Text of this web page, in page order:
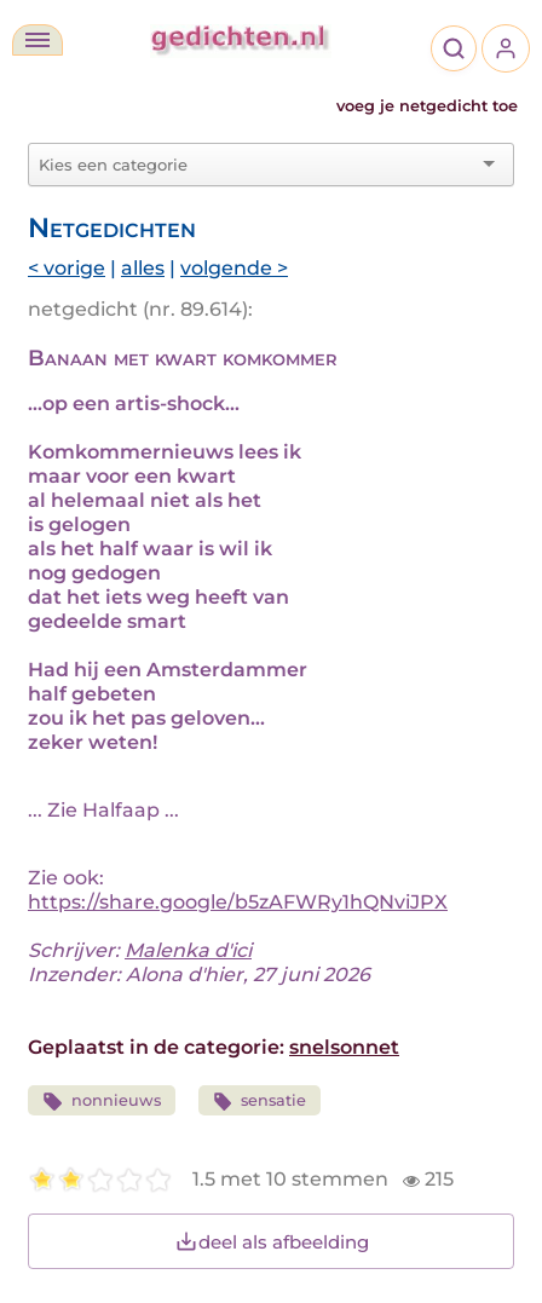
voeg je netgedicht toe
Netgedichten
< vorige | alles | volgende >
netgedicht (nr. 89.614):
Banaan met kwart komkommer
...op een artis-shock...
Komkommernieuws lees ik
maar voor een kwart
al helemaal niet als het
is gelogen
als het half waar is wil ik
nog gedogen
dat het iets weg heeft van
gedeelde smart
Had hij een Amsterdammer
half gebeten
zou ik het pas geloven...
zeker weten!
... Zie Halfaap ...
Zie ook:
https://share.google/b5zAFWRy1hQNviJPX
Schrijver: Malenka d'ici
Inzender: Alona d'hier, 27 juni 2026
Geplaatst in de categorie: snelsonnet
nonnieuws sensatie
1.5 met 10 stemmen 215
deel als afbeelding